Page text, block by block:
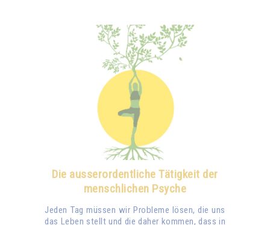
Die ausserordentliche Tätigkeit der
menschlichen Psyche
Jeden Tag müssen wir Probleme lösen, die uns
das Leben stellt und die daher kommen, dass in